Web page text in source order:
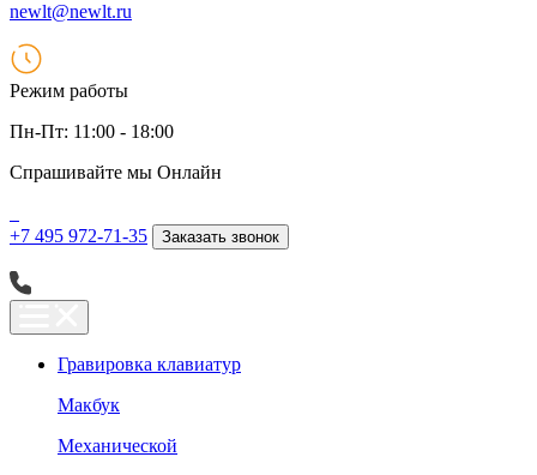
newlt@newlt.ru
Режим работы
Пн-Пт: 11:00 - 18:00
Спрашивайте мы Онлайн
+7 495 972-71-35 Заказать звонок
Гравировка клавиатур
Макбук
Механической